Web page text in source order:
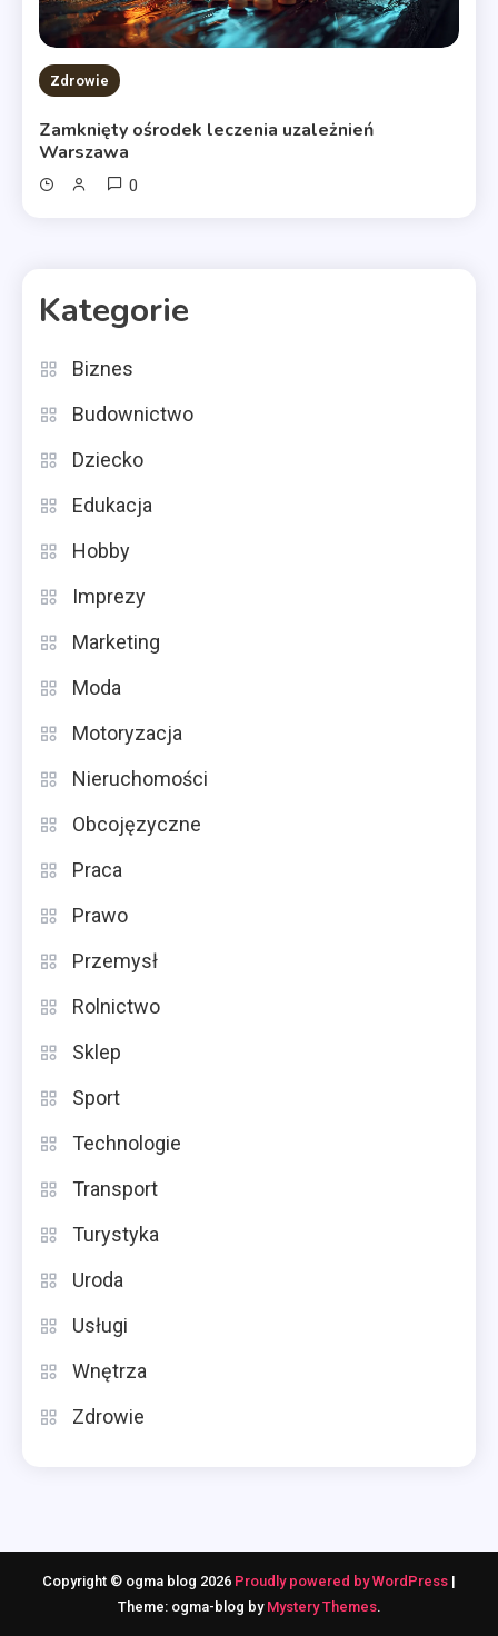
Zdrowie
Zamknięty ośrodek leczenia uzależnień
Warszawa
0
Kategorie
Biznes
Budownictwo
Dziecko
Edukacja
Hobby
Imprezy
Marketing
Moda
Motoryzacja
Nieruchomości
Obcojęzyczne
Praca
Prawo
Przemysł
Rolnictwo
Sklep
Sport
Technologie
Transport
Turystyka
Uroda
Usługi
Wnętrza
Zdrowie
Copyright © ogma blog 2026 Proudly powered by WordPress |
Theme: ogma-blog by Mystery Themes.